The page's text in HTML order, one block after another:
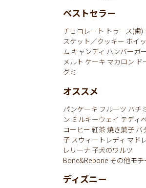
ベストセラー
チョコレート トゥース(歯)
スケット／クッキー ホイ
ム キャンディ ハンバーガー
メルト ケーキ マカロン ド
グミ
オススメ
パンケーキ フルーツ ハチ
ン ミルキーウェイ テディ
コーヒー 紅茶焼き菓子 バ
子 スウィートレディ マド
レリーナ 子犬のワルツ
Bone&Rebone その他モチ
ディズニー